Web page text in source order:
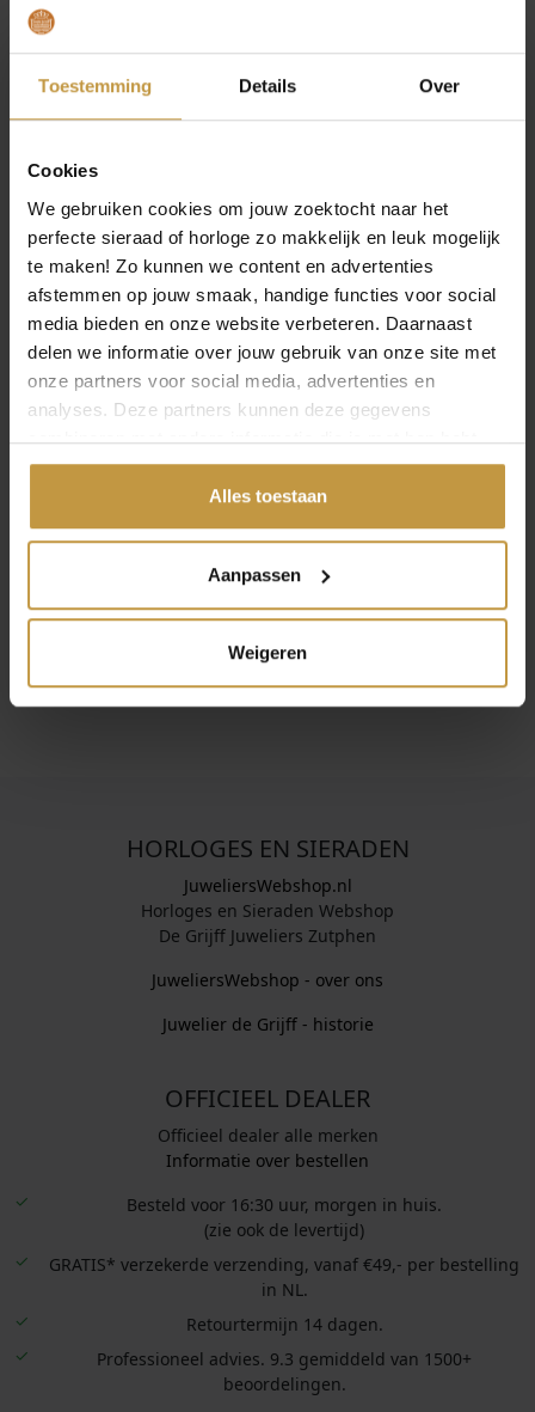
Toestemming Details Over
Cookies
We gebruiken cookies om jouw zoektocht naar het
perfecte sieraad of horloge zo makkelijk en leuk mogelijk
te maken! Zo kunnen we content en advertenties
afstemmen op jouw smaak, handige functies voor social
media bieden en onze website verbeteren. Daarnaast
delen we informatie over jouw gebruik van onze site met
onze partners voor social media, advertenties en
analyses. Deze partners kunnen deze gegevens
combineren met andere informatie die je met hen hebt
gedeeld of die ze hebben verzameld via jouw gebruik van
Alles toestaan
Aanpassen
Weigeren
INFORMATIE OVER TROLLBEADS
Trollbeads creëert handgemaakte bedels en armbanden
van zilver, goud en glas. Elk stuk vertelt een verhaal en is
uniek in ontwerp. Combineer en verzamel bedels om je
eigen, betekenisvolle sieraad te maken.
HORLOGES EN SIERADEN
JuweliersWebshop.nl
Horloges en Sieraden Webshop
De Grijff Juweliers Zutphen
JuweliersWebshop - over ons
Juwelier de Grijff - historie
OFFICIEEL DEALER
Officieel dealer alle merken
Informatie over bestellen
Besteld voor 16:30 uur, morgen in huis.
(zie ook de levertijd)
GRATIS* verzekerde verzending, vanaf €49,- per bestelling
in NL.
Retourtermijn 14 dagen.
Professioneel advies. 9.3 gemiddeld van 1500+
beoordelingen.